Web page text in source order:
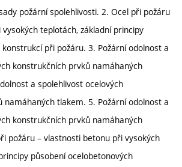
požární spolehlivosti. 2. Ocel při požáru
teplotách, základní principy
při požáru. 3. Požární odolnost a
konstrukčních prvků namáhaných
a spolehlivost ocelových
namáhaných tlakem. 5. Požární odolnost a
konstrukčních prvků namáhaných
požáru – vlastnosti betonu při vysokých
působení ocelobetonových